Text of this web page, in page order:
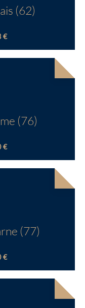
(62)
€
(76)
€
(77)
€